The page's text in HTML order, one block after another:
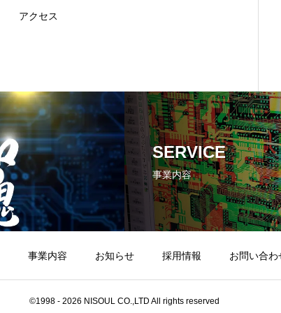
アクセス
SERVICE
事業内容
事業内容 お知らせ 採用情報 お問い合わ
©1998 - 2026 NISOUL CO.,LTD All rights reserved